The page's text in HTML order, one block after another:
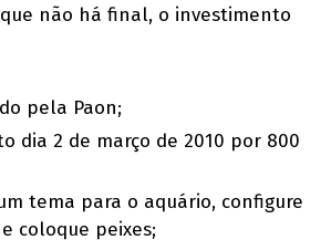
não há final, o investimento
pela Paon;
dia 2 de março de 2010 por 800
tema para o aquário, configure
coloque peixes;